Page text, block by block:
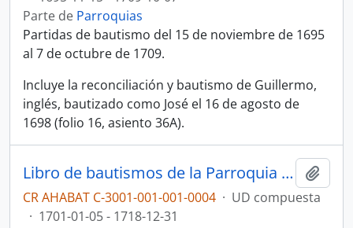
Parte de Parroquias
Partidas de bautismo del 15 de noviembre de 1695
al 7 de octubre de 1709.
Incluye la reconciliación y bautismo de Guillermo,
inglés, bautizado como José el 16 de agosto de
1698 (folio 16, asiento 36A).
Libro de bautismos de la Parroquia Nuestra Señora del Carmen, Cartago, n° 4 (1709-1718)
CR AHABAT C-3001-001-001-0004 · UD compuesta
· 1701-01-05 - 1718-12-31